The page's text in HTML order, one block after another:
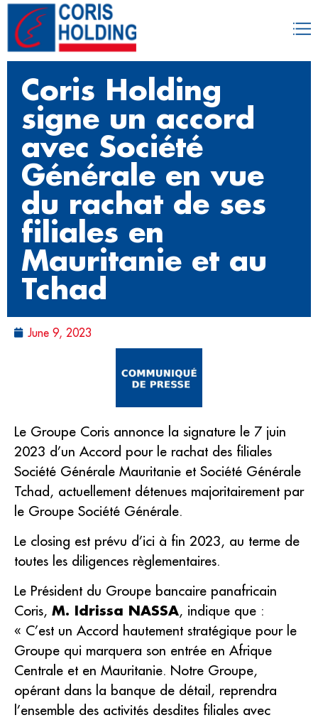
Coris Holding
signe un accord
avec Société
Générale en vue
du rachat de ses
filiales en
Mauritanie et au
Tchad
June 9, 2023
Le Groupe Coris annonce la signature le 7 juin
2023 d’un Accord pour le rachat des filiales
Société Générale Mauritanie et Société Générale
Tchad, actuellement détenues majoritairement par
le Groupe Société Générale.
Le closing est prévu d’ici à fin 2023, au terme de
toutes les diligences règlementaires.
Le Président du Groupe bancaire panafricain
Coris, M. Idrissa NASSA, indique que :
« C’est un Accord hautement stratégique pour le
Groupe qui marquera son entrée en Afrique
Centrale et en Mauritanie. Notre Groupe,
opérant dans la banque de détail, reprendra
l’ensemble des activités desdites filiales avec